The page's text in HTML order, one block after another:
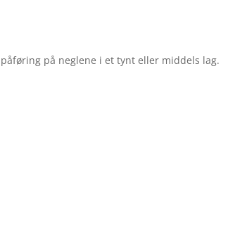
på neglene i et tynt eller middels lag.